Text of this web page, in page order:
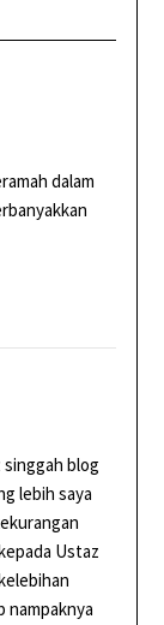
dalam
blog
lebih saya
Ustaz
nampaknya